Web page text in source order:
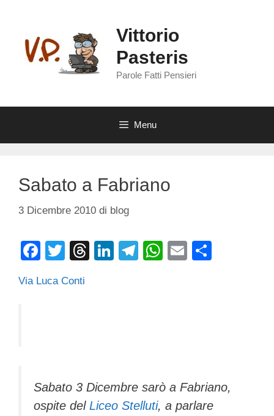
contenuto
Vittorio
Pasteris
Parole Fatti Pensieri
Menu
Sabato a Fabriano
3 Dicembre 2010 di blog
F
c
k
T
tt
T
Li
T
W E
Via Luca Conti
Sabato 3 Dicembre sarò a Fabriano,
ospite del Liceo Stelluti, a parlare